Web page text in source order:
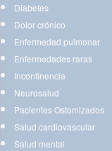
Diabetes
Dolor crónico
Enfermedad pulmonar
Enfermedades raras
Incontinencia
Neurosalud
Pacientes Ostomizados
Salud cardiovascular
Salud mental